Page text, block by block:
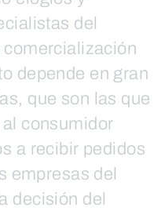
del
comercialización
depende en gran
que son las que
consumidor
a recibir pedidos
empresas del
decisión del